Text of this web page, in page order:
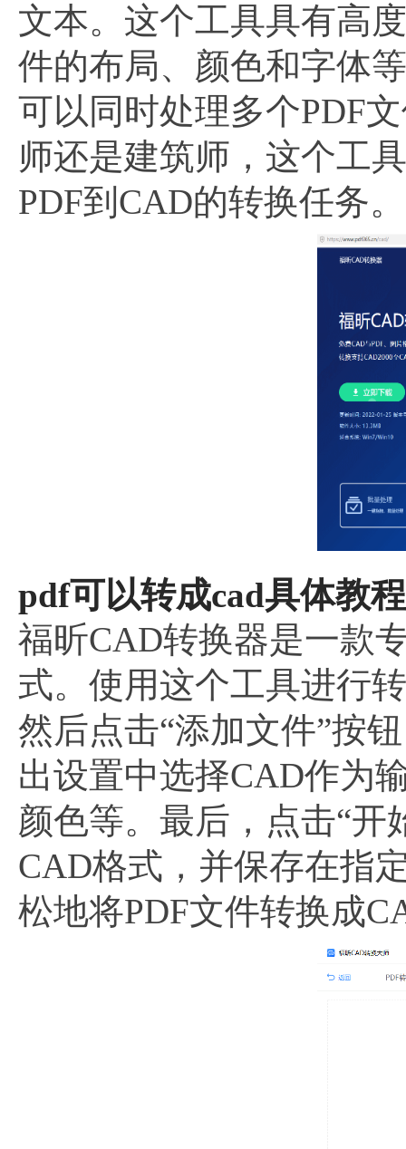
文本。这个工具具有高
件的布局、颜色和字体
可以同时处理多个PDF
师还是建筑师，这个工
PDF到CAD的转换任务。
pdf可以转成cad具体教
福昕CAD转换器是一款
式。使用这个工具进行
然后点击“添加文件”按
出设置中选择CAD作为
颜色等。最后，点击“开
CAD格式，并保存在指
松地将PDF文件转换成